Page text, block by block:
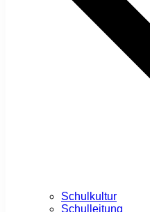
Schulkultur
Schulleitung